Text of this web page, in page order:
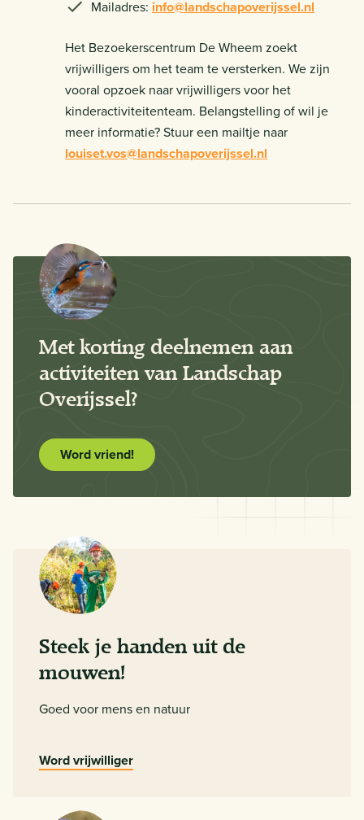
Mailadres: info@landschapoverijssel.nl
Het Bezoekerscentrum De Wheem zoekt
vrijwilligers om het team te versterken. We zijn
vooral opzoek naar vrijwilligers voor het
kinderactiviteitenteam. Belangstelling of wil je
meer informatie? Stuur een mailtje naar
louiset.vos@landschapoverijssel.nl
Met korting deelnemen aan
activiteiten van Landschap
Overijssel?
Word vriend!
Steek je handen uit de
mouwen!
Goed voor mens en natuur
Word vrijwilliger